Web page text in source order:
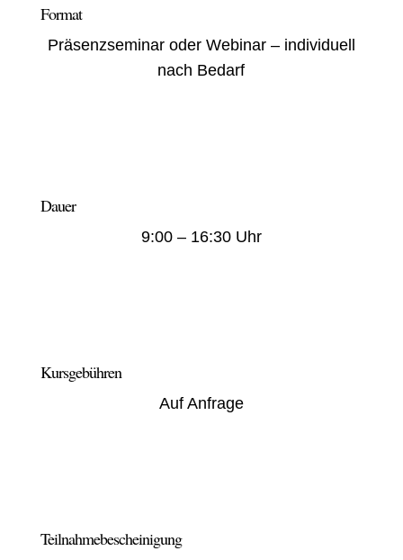
Format
Präsenzseminar oder Webinar – individuell
nach Bedarf
Dauer
9:00 – 16:30 Uhr
Kursgebühren
Auf Anfrage
Teilnahmebescheinigung